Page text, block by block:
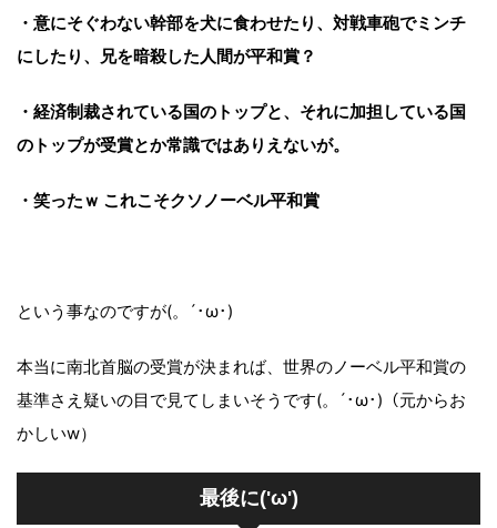
・意にそぐわない幹部を犬に食わせたり、対戦車砲でミンチ
にしたり、兄を暗殺した人間が平和賞？
・経済制裁されている国のトップと、それに加担している国
のトップが受賞とか常識ではありえないが。
・笑ったｗ これこそクソノーベル平和賞
という事なのですが(。´･ω･)
本当に南北首脳の受賞が決まれば、世界のノーベル平和賞の
基準さえ疑いの目で見てしまいそうです(。´･ω･)（元からお
かしいw）
最後に('ω')